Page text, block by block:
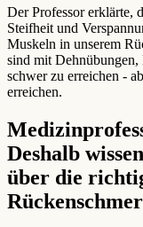
Der Professor erklärte,
Steifheit und
Muskeln in unserem
sind mit Dehnübungen,
schwer zu erreichen -
erreichen.
Deshalb
über die